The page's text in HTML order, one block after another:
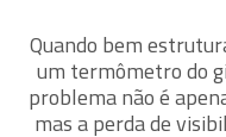
Quando bem
um termômetro do
problema não é
mas a perda de